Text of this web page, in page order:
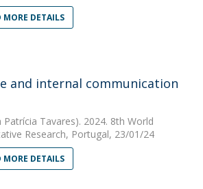
DETAILS
and internal communication
Patrícia Tavares). 2024. 8th World
Research, Portugal, 23/01/24
DETAILS